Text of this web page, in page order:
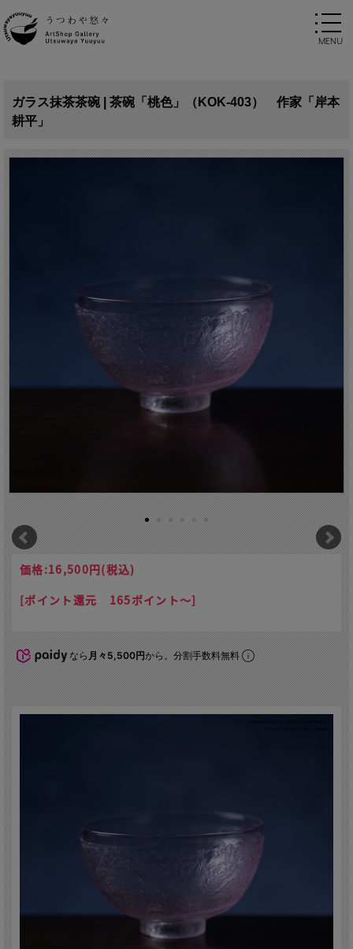
ガラス抹茶茶碗 | 茶碗「桃色」（KOK-403） 作家「岸本
耕平」
価格:16,500円(税込)
[ポイント還元 165ポイント～]
なら月々5,500円から。分割手数料無料